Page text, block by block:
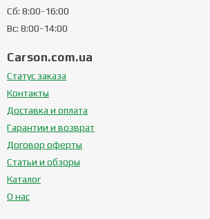
Сб: 8:00-16:00
Вс: 8:00-14:00
Carson.com.ua
Статус заказа
Контакты
Доставка и оплата
Гарантии и возврат
Договор оферты
Статьи и обзоры
Каталог
О нас